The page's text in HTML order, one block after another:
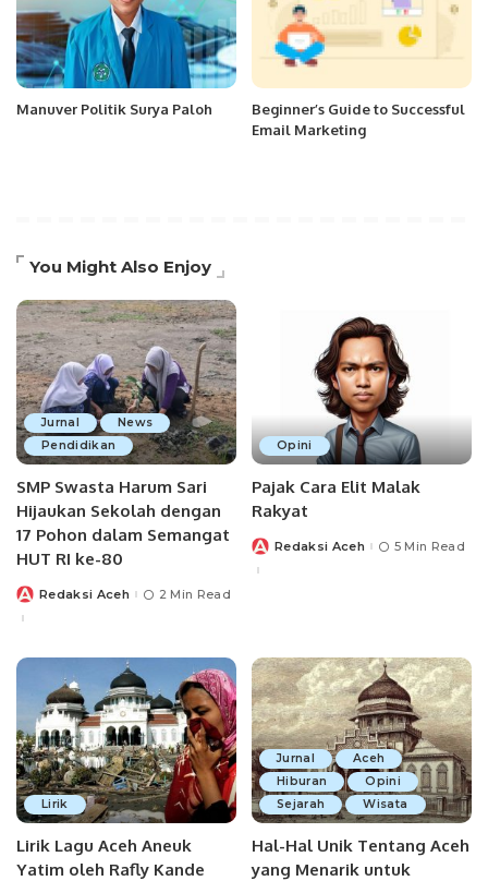
Manuver Politik Surya Paloh
Beginner’s Guide to Successful
Email Marketing
You Might Also Enjoy
Jurnal
News
Pendidikan
SMP Swasta Harum Sari
Hijaukan Sekolah dengan
17 Pohon dalam Semangat
HUT RI ke-80
PostedRedaksi Aceh 2 Min Read
Opini
Pajak Cara Elit Malak
Rakyat
PostedRedaksi Aceh 5 Min Read
Lirik
Lirik Lagu Aceh Aneuk
Yatim oleh Rafly Kande
Jurnal
Aceh
Hiburan
Opini
Sejarah
Wisata
Hal-Hal Unik Tentang Aceh
yang Menarik untuk